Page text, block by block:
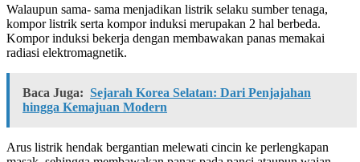
Walaupun sama- sama menjadikan listrik selaku sumber tenaga,
kompor listrik serta kompor induksi merupakan 2 hal berbeda.
Kompor induksi bekerja dengan membawakan panas memakai
radiasi elektromagnetik.
Baca Juga: Sejarah Korea Selatan: Dari Penjajahan
hingga Kemajuan Modern
Arus listrik hendak bergantian melewati cincin ke perlengkapan